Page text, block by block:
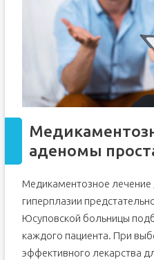
аденомы
Медикаментозное лечение
гиперплазии
Юсуповской больницы
каждого пациента. При
эффективного лекарства